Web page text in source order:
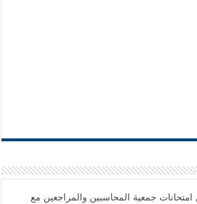
جمعية المحاسبين والمراجعين مع